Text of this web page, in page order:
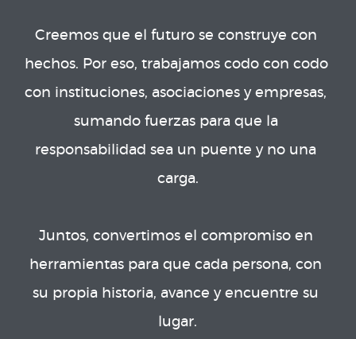
Creemos que el futuro se construye con
hechos. Por eso, trabajamos codo con codo
con instituciones, asociaciones y empresas,
sumando fuerzas para que la
responsabilidad sea un puente y no una
carga.
Juntos, convertimos el compromiso en
herramientas para que cada persona, con
su propia historia, avance y encuentre su